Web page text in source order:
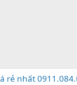
rẻ nhất